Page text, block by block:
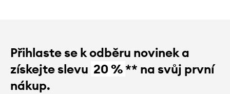
Přihlaste se k odběru novinek a
získejte slevu 20 %** na svůj první
nákup.